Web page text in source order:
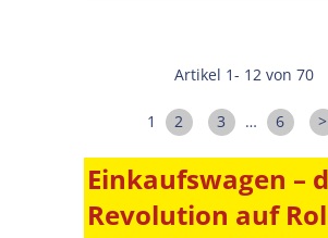
Artikel 1- 12 von 70
1 2 3 … 6 >
Einkaufswagen –
Revolution auf